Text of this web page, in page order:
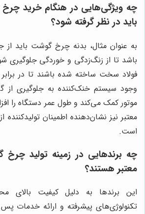
چه ویژگی‌هایی در هنگام خرید چرخ
باید در نظر گرفته شود؟
به عنوان مثال، بدنه چرخ گوشت باید
باشد تا از زنگ‌زدگی و خوردگی جلوگیری
فولاد سخت ساخته شده باشند تا در
وجود سیستم خنک‌کننده به جلوگیری
موتور کمک می‌کند و طول عمر دستگاه را
معتبر نیز نشان‌دهنده اطمینان
است.
چه برندهایی در زمینه تولید چرخ
معتبر هستند؟
این برندها به دلیل کیفیت بالای
تکنولوژی‌های پیشرفته و ارائه خدمات